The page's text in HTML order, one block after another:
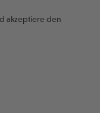
akzeptiere den